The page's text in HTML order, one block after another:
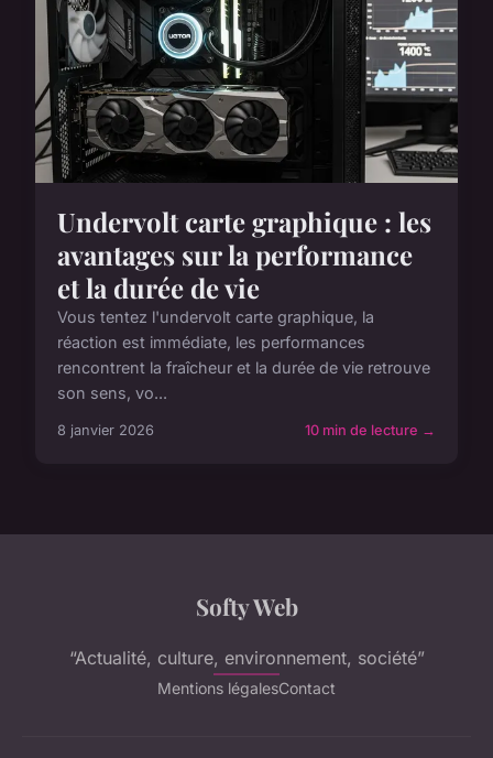
Undervolt carte graphique : les
avantages sur la performance
et la durée de vie
Vous tentez l'undervolt carte graphique, la
réaction est immédiate, les performances
rencontrent la fraîcheur et la durée de vie retrouve
son sens, vo...
8 janvier 2026 10 min de lecture →
Softy Web
“Actualité, culture, environnement, société”
Mentions légalesContact